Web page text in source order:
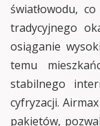
światłowodu,
tradycyjnego
osiąganie
temu
stabilnego
cyfryzacji.
pakietów,